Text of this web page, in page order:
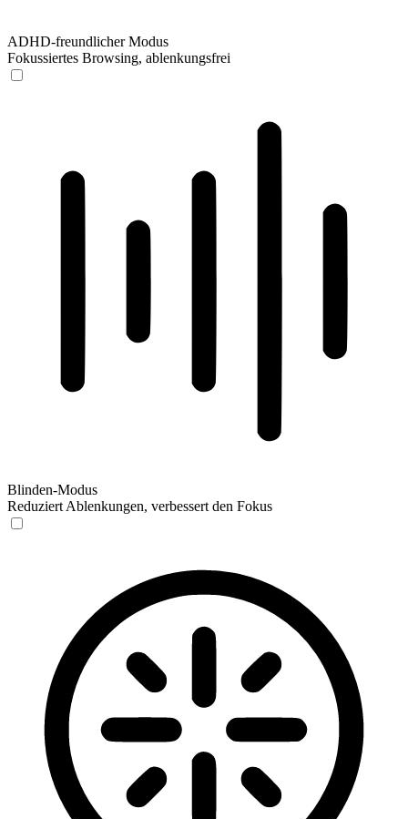
ADHD-freundlicher Modus
Fokussiertes Browsing, ablenkungsfrei
Blinden-Modus
Reduziert Ablenkungen, verbessert den Fokus